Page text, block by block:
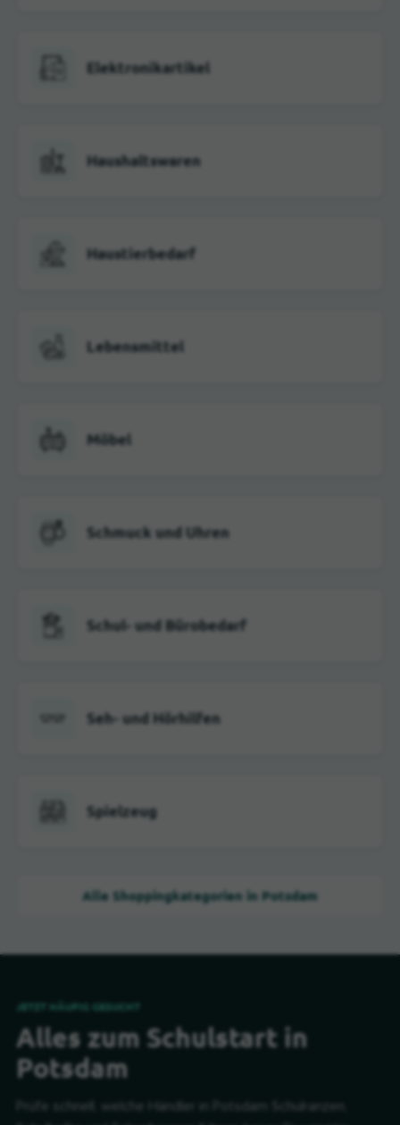
Elektronikartikel
Haushaltswaren
Haustierbedarf
Lebensmittel
Möbel
Schmuck und Uhren
Schul- und Bürobedarf
Seh- und Hörhilfen
Spielzeug
Alle Shoppingkategorien in Potsdam
JETZT HÄUFIG GESUCHT
Alles zum Schulstart in
Potsdam
Prüfe schnell, welche Händler in Potsdam Schulranzen,